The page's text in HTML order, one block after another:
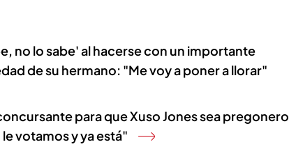
no lo sabe' al hacerse con un importante
de su hermano: "Me voy a poner a llorar"
para que Xuso Jones sea pregonero
votamos y ya está"